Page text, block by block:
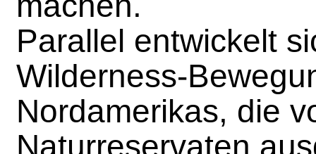
Parallel entwickelt
Wilderness-
Nordamerikas, die
Naturreservaten